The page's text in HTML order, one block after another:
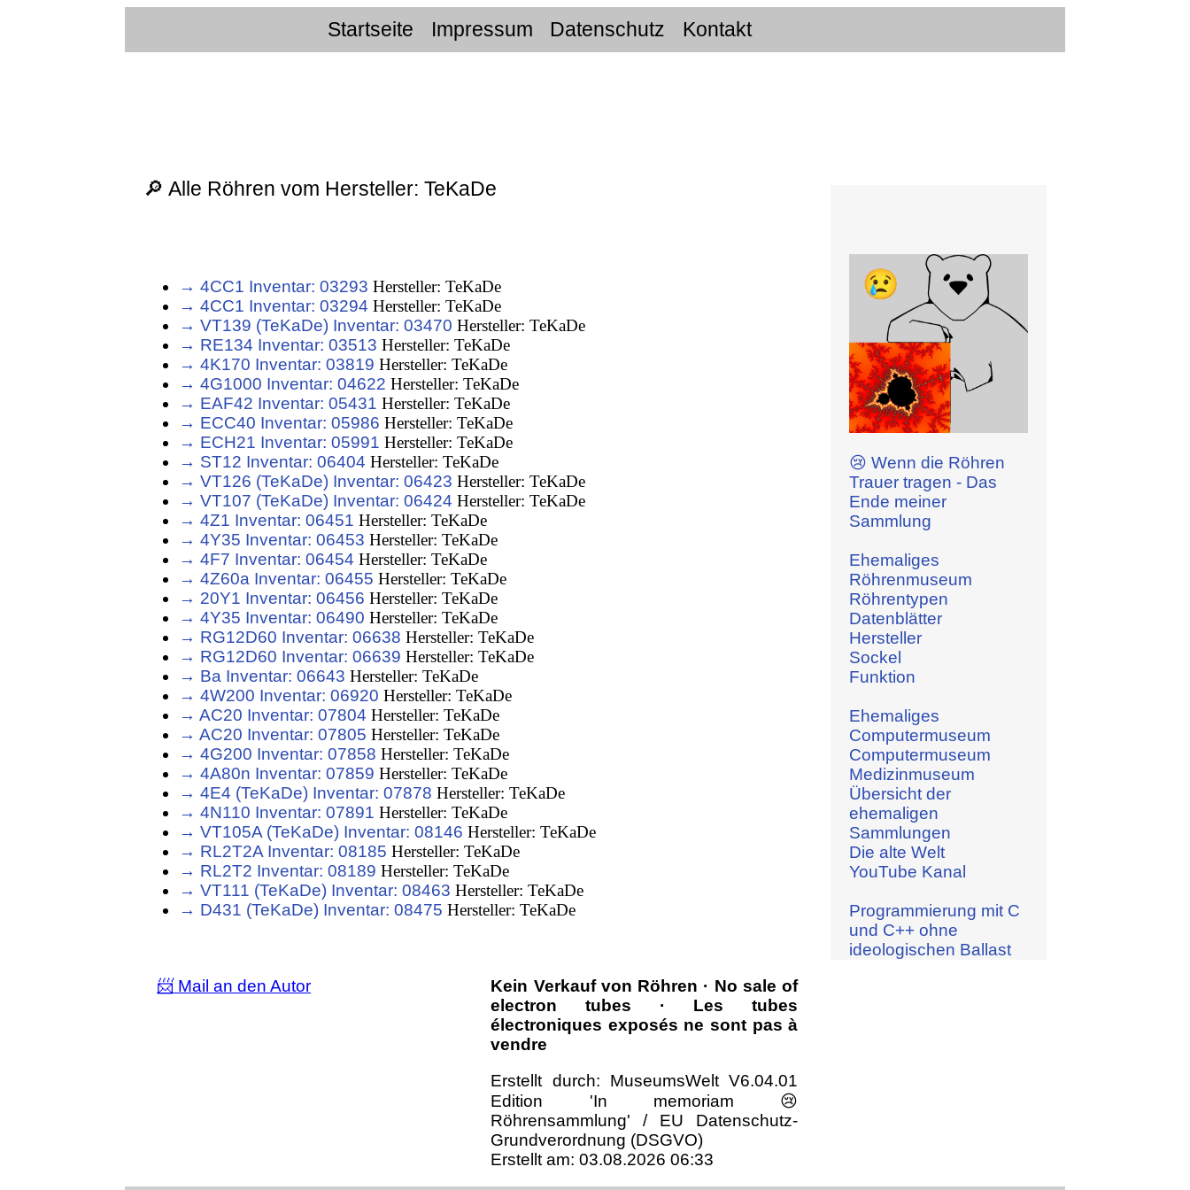
Startseite Impressum Datenschutz Kontakt
🔎 Alle Röhren vom Hersteller: TeKaDe
→ 4CC1 Inventar: 03293 Hersteller: TeKaDe
→ 4CC1 Inventar: 03294 Hersteller: TeKaDe
→ VT139 (TeKaDe) Inventar: 03470 Hersteller: TeKaDe
→ RE134 Inventar: 03513 Hersteller: TeKaDe
→ 4K170 Inventar: 03819 Hersteller: TeKaDe
→ 4G1000 Inventar: 04622 Hersteller: TeKaDe
→ EAF42 Inventar: 05431 Hersteller: TeKaDe
→ ECC40 Inventar: 05986 Hersteller: TeKaDe
→ ECH21 Inventar: 05991 Hersteller: TeKaDe
→ ST12 Inventar: 06404 Hersteller: TeKaDe
→ VT126 (TeKaDe) Inventar: 06423 Hersteller: TeKaDe
→ VT107 (TeKaDe) Inventar: 06424 Hersteller: TeKaDe
→ 4Z1 Inventar: 06451 Hersteller: TeKaDe
→ 4Y35 Inventar: 06453 Hersteller: TeKaDe
→ 4F7 Inventar: 06454 Hersteller: TeKaDe
→ 4Z60a Inventar: 06455 Hersteller: TeKaDe
→ 20Y1 Inventar: 06456 Hersteller: TeKaDe
→ 4Y35 Inventar: 06490 Hersteller: TeKaDe
→ RG12D60 Inventar: 06638 Hersteller: TeKaDe
→ RG12D60 Inventar: 06639 Hersteller: TeKaDe
→ Ba Inventar: 06643 Hersteller: TeKaDe
→ 4W200 Inventar: 06920 Hersteller: TeKaDe
→ AC20 Inventar: 07804 Hersteller: TeKaDe
→ AC20 Inventar: 07805 Hersteller: TeKaDe
→ 4G200 Inventar: 07858 Hersteller: TeKaDe
→ 4A80n Inventar: 07859 Hersteller: TeKaDe
→ 4E4 (TeKaDe) Inventar: 07878 Hersteller: TeKaDe
→ 4N110 Inventar: 07891 Hersteller: TeKaDe
→ VT105A (TeKaDe) Inventar: 08146 Hersteller: TeKaDe
→ RL2T2A Inventar: 08185 Hersteller: TeKaDe
→ RL2T2 Inventar: 08189 Hersteller: TeKaDe
→ VT111 (TeKaDe) Inventar: 08463 Hersteller: TeKaDe
→ D431 (TeKaDe) Inventar: 08475 Hersteller: TeKaDe
😢 Wenn die Röhren
Trauer tragen - Das
Ende meiner
Sammlung
Ehemaliges
Röhrenmuseum
Röhrentypen
Datenblätter
Hersteller
Sockel
Funktion
Ehemaliges
Computermuseum
Computermuseum
Medizinmuseum
Übersicht der
ehemaligen
Sammlungen
Die alte Welt
YouTube Kanal
Programmierung mit C
und C++ ohne
ideologischen Ballast
📨 Mail an den Autor
Kein Verkauf von Röhren · No sale of
electron tubes · Les tubes
électroniques exposés ne sont pas à
vendre
Erstellt durch: MuseumsWelt V6.04.01
Edition 'In memoriam 😢
Röhrensammlung' / EU Datenschutz-
Grundverordnung (DSGVO)
Erstellt am: 03.08.2026 06:33